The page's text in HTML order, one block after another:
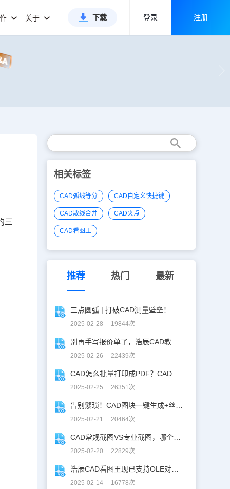
关于 下载 登录 注册
三
相关标签
CAD弧线等分 CAD自定义快捷键
CAD散线合并 CAD夹点
CAD看图王
推荐 热门 最新
三点圆弧 | 打破CAD测量壁垒！
2025-02-28 19844次
2025-02-26 22439次
2025-02-25 26351次
2025-02-21 20464次
2025-02-20 22829次
2025-02-14 16778次